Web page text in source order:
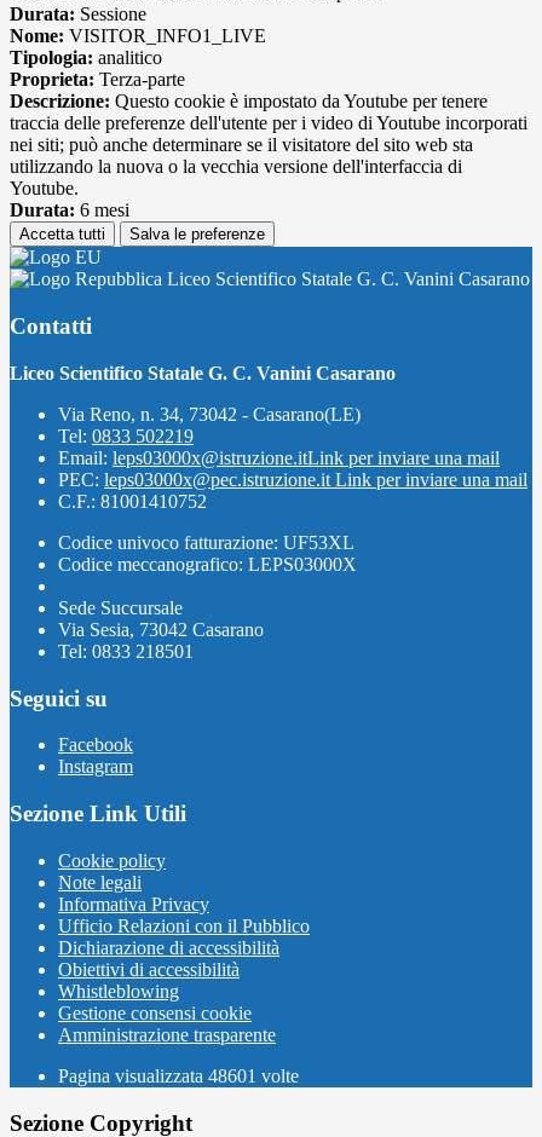
Durata: Sessione
Nome: VISITOR_INFO1_LIVE
Tipologia: analitico
Proprieta: Terza-parte
Descrizione: Questo cookie è impostato da Youtube per tenere
traccia delle preferenze dell'utente per i video di Youtube incorporati
nei siti; può anche determinare se il visitatore del sito web sta
utilizzando la nuova o la vecchia versione dell'interfaccia di
Youtube.
Durata: 6 mesi
Accetta tutti Salva le preferenze
Liceo Scientifico Statale G. C. Vanini Casarano
Contatti
Liceo Scientifico Statale G. C. Vanini Casarano
Via Reno, n. 34, 73042 - Casarano(LE)
Tel: 0833 502219
Email: leps03000x@istruzione.itLink per inviare una mail
PEC: leps03000x@pec.istruzione.it Link per inviare una mail
C.F.: 81001410752
Codice univoco fatturazione: UF53XL
Codice meccanografico: LEPS03000X
Sede Succursale
Via Sesia, 73042 Casarano
Tel: 0833 218501
Seguici su
Facebook
Instagram
Sezione Link Utili
Cookie policy
Note legali
Informativa Privacy
Ufficio Relazioni con il Pubblico
Dichiarazione di accessibilità
Obiettivi di accessibilità
Whistleblowing
Gestione consensi cookie
Amministrazione trasparente
Pagina visualizzata 48601 volte
Sezione Copyright